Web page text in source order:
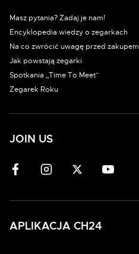
Masz pytania? Zadaj je nam!
Encyklopedia wiedzy o zegarkach
Na co zwrócić uwagę przed zakupem
Jak powstają zegarki
Spotkania „Time To Meet”
Zegarek Roku
JOIN US
APLIKACJA CH24